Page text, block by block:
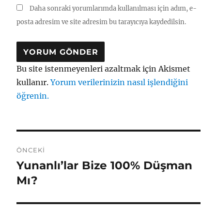
Daha sonraki yorumlarımda kullanılması için adım, e-
posta adresim ve site adresim bu tarayıcıya kaydedilsin.
Bu site istenmeyenleri azaltmak için Akismet
kullanır.Yorum verilerinizin nasıl işlendiğini
öğrenin.
gezinmesi
ÖNCEKI
Önceki
yazı:
Yunanlı’lar Bize 100% Düşman
Mı?